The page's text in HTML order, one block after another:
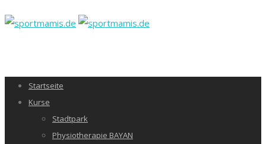
Startseite
Kurse
Stadtpark
Physiotherapie BAYAN